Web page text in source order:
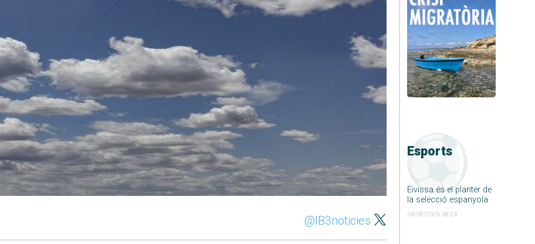
Esports
Eivissa és el planter de
la selecció espanyola
04/08/2026 08:24
@IB3noticies